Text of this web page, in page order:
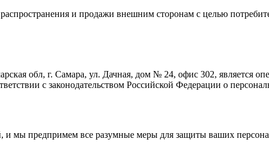
и продажи внешним сторонам с целью
обл, г. Самара, ул. Дачная, дом № 24, офис 302, является
с законодательством Российской Федерации о
мы предпримем все разумные меры для защиты ваших